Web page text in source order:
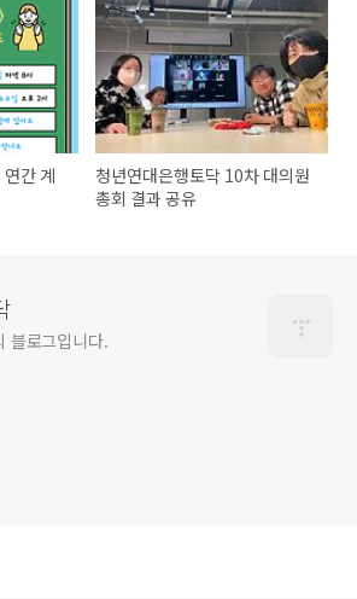
간 계
청년연대은행토닥 10차 대의원
총회 결과 공유
블로그입니다.